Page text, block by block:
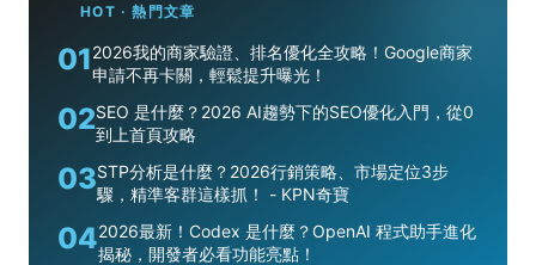
HOT · 熱門文章
012026我的商家驗證、排名優化全攻略！Google商家
申請不再卡關，輕鬆提升曝光！
02SEO 是什麼？2026 AI趨勢下的SEO優化入門，從0
到上首頁攻略
03STP分析是什麼？2026行銷策略、市場定位3步
驟，精準客群這樣抓！ - KPN奇寶
042026最新！Codex 是什麼？OpenAI 程式助手進化
揭秘，開發者必看功能亮點！